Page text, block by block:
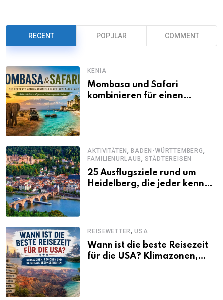
RECENT POPULAR COMMENT
KENIA
Mombasa und Safari
kombinieren für einen
AKTIVITÄTEN,BADEN-WÜRTTEMBERG,
FAMILIENURLAUB, STÄDTEREISEN
25 Ausflugsziele rund um
Heidelberg, die jeder kennen
REISEWETTER,USA
Wann ist die beste Reisezeit
für die USA? Klimazonen,